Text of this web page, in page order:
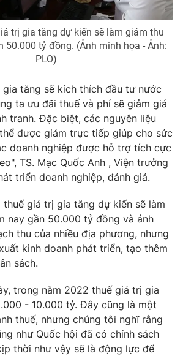
trị gia tăng dự kiến sẽ làm giảm thu
50.000 tỷ đồng. (Ảnh minh họa - Ảnh:
PLO)
tăng sẽ kích thích đầu tư nước
ta ưu đãi thuế và phí sẽ giảm giá
tranh. Đặc biệt, các nguyên liệu
được giảm trực tiếp giúp cho sức
doanh nghiệp được hỗ trợ tích cực
TS. Mạc Quốc Anh , Viện trưởng
triển doanh nghiệp, đánh giá.
thuế giá trị gia tăng dự kiến sẽ làm
nay gần 50.000 tỷ đồng và ảnh
thu của nhiều địa phương, nhưng
kinh doanh phát triển, tạo thêm
sách.
trong năm 2022 thuế giá trị gia
- 10.000 tỷ. Đây cũng là một
thuế, nhưng chúng tôi nghĩ rằng
như Quốc hội đã có chính sách
thời như vậy sẽ là động lực để